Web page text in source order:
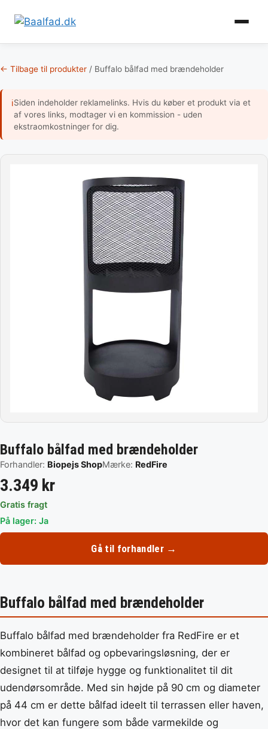
til
← Tilbage til produkter / Buffalo bålfad med brændeholder
ℹSiden indeholder reklamelinks. Hvis du køber et produkt via et
af vores links, modtager vi en kommission - uden
ekstraomkostninger for dig.
Buffalo bålfad med brændeholder
Forhandler: Biopejs ShopMærke: RedFire
3.349 kr
Gratis fragt
På lager: Ja
Gå til forhandler →
Buffalo bålfad med brændeholder
Buffalo bålfad med brændeholder fra RedFire er et
kombineret bålfad og opbevaringsløsning, der er
designet til at tilføje hygge og funktionalitet til dit
udendørsområde. Med sin højde på 90 cm og diameter
på 44 cm er dette bålfad ideelt til terrassen eller haven,
hvor det kan fungere som både varmekilde og